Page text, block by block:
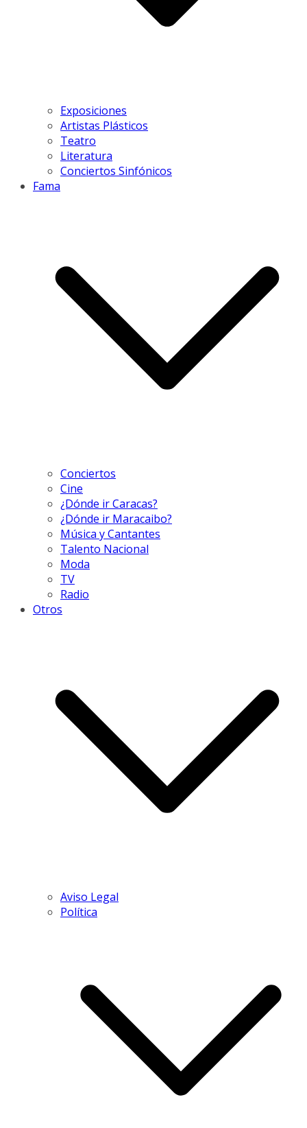
Exposiciones
Artistas Plásticos
Teatro
Literatura
Conciertos Sinfónicos
Fama
Conciertos
Cine
¿Dónde ir Caracas?
¿Dónde ir Maracaibo?
Música y Cantantes
Talento Nacional
Moda
TV
Radio
Otros
Aviso Legal
Política